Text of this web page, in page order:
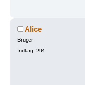
Alice
Bruger
Indlæg: 294